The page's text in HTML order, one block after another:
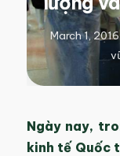
March 1, 2016
Ngày nay,
kinh tế Quốc